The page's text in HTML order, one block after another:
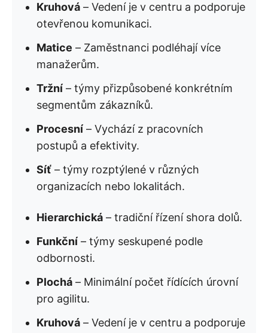
Kruhová – Vedení je v centru a podporuje
otevřenou komunikaci.
Matice – Zaměstnanci podléhají více
manažerům.
Tržní – týmy přizpůsobené konkrétním
segmentům zákazníků.
Procesní – Vychází z pracovních
postupů a efektivity.
Síť – týmy rozptýlené v různých
organizacích nebo lokalitách.
Hierarchická – tradiční řízení shora dolů.
Funkční – týmy seskupené podle
odbornosti.
Plochá – Minimální počet řídících úrovní
pro agilitu.
Kruhová – Vedení je v centru a podporuje